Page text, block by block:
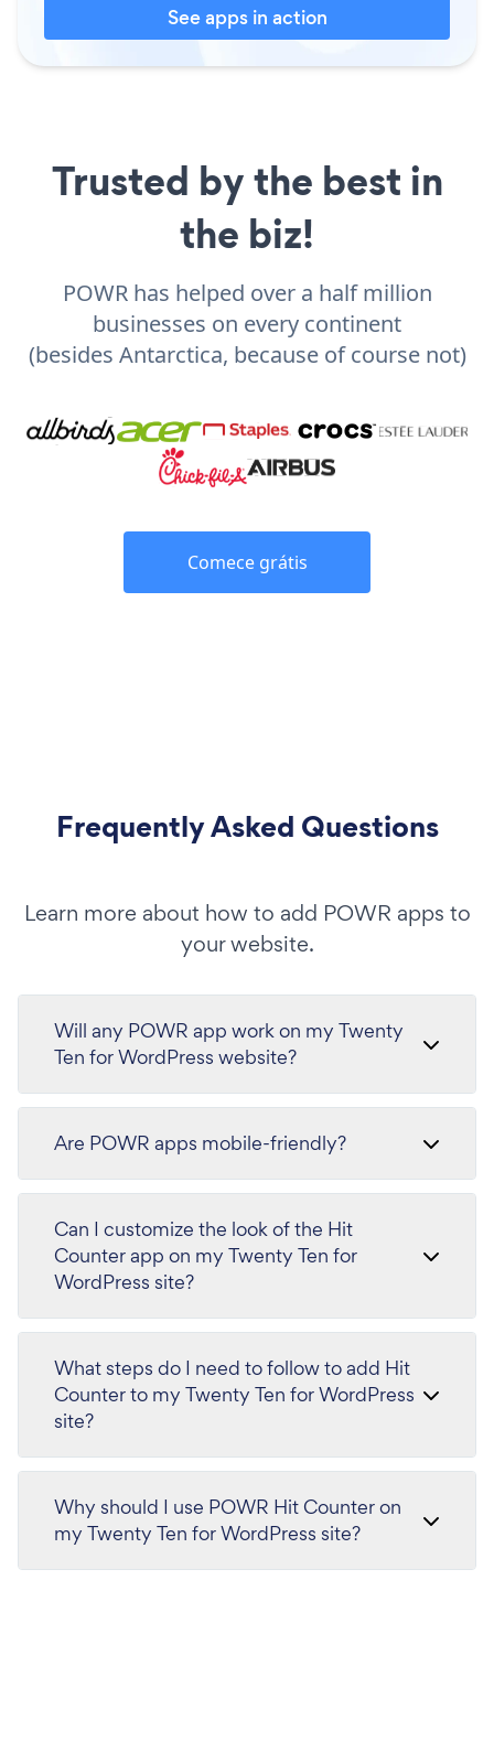
See apps in action
Trusted by the best in
the biz!
POWR has helped over a half million
businesses on every continent
(besides Antarctica, because of course not)
Comece grátis
Frequently Asked Questions
Learn more about how to add POWR apps to
your website.
Will any POWR app work on my Twenty
Ten for WordPress website?
Are POWR apps mobile-friendly?
Can I customize the look of the Hit
Counter app on my Twenty Ten for
WordPress site?
What steps do I need to follow to add Hit
Counter to my Twenty Ten for WordPress
site?
Why should I use POWR Hit Counter on
my Twenty Ten for WordPress site?